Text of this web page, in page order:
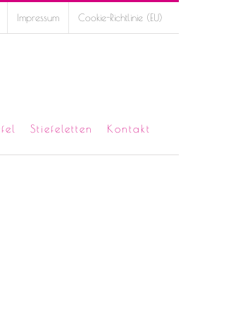
Impressum Cookie-Richtlinie (EU)
Stiefeletten Kontakt